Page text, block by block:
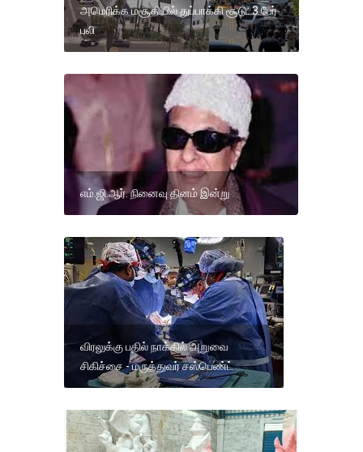
அமெரிக்க மசூதியில் துப்பாக்கி சூடு: 3 பேர்
பலி
எம்.ஜி.ஆர். நினைவு தினம் இன்று
விரலுக்கு பதில் நாக்கில் அறுவை
சிகிச்சை - மருத்துவர் சஸ்பெண்ட்